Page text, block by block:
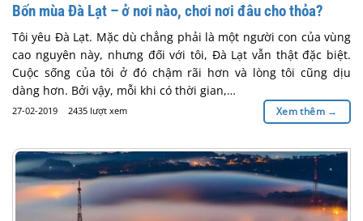
Bốn mùa Đà Lạt – ở nơi nào, chơi nơi đâu cho thỏa?
Tôi yêu Đà Lạt. Mặc dù chẳng phải là một người con của vùng
cao nguyên này, nhưng đối với tôi, Đà Lạt vẫn thật đặc biệt.
Cuộc sống của tôi ở đó chậm rãi hơn và lòng tôi cũng dịu
dàng hơn. Bởi vậy, mỗi khi có thời gian,…
27-02-2019 2435 lượt xem Xem thêm →